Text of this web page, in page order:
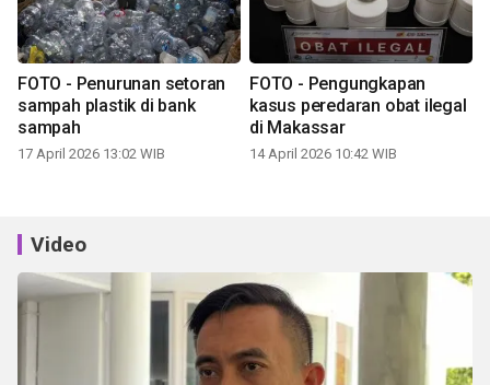
FOTO - Penurunan setoran
sampah plastik di bank
sampah
17 April 2026 13:02 WIB
FOTO - Pengungkapan
kasus peredaran obat ilegal
di Makassar
14 April 2026 10:42 WIB
Video